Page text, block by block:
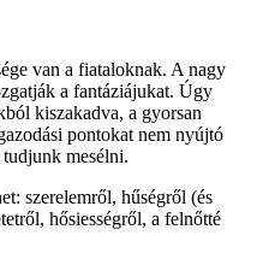
van a fiataloknak. A nagy
a fantáziájukat. Úgy
kiszakadva, a gyorsan
pontokat nem nyújtó
mesélni.
szerelemről, hűségről (és
hősiességről, a felnőtté